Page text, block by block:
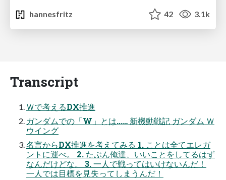
hannesfritz
42 3.1k
Transcript
Ｗで考えるDX推進
ガンダムでの「W」とは…… 新機動戦記 ガンダム Ｗ
ウイング
名言からDX推進を考えてみる 1. ことは全てエレガ
ントに運べ。 2. たぶん俺達、いいことをしてるはず
なんだけどな。 3. 一人で戦ってはいけないんだ！
一人では目標を見失ってしまうんだ！